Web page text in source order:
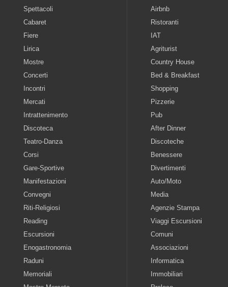
Spettacoli
Cabaret
Fiere
Lirica
Mostre
Concerti
Incontri
Mercati
Intrattenimento
Discoteca
Teatro-Danza
Corsi
Gare-Sportive
Manifestazioni
Convegni
Riti-Religiosi
Reading
Escursioni
Enogastronomia
Raduni
Memoriali
Airbnb
Ristoranti
IAT
Agriturist
Country House
Bed & Breakfast
Shopping
Pizzerie
Pub
After Dinner
Discoteche
Benessere
Divertimenti
Auto/Moto
Media
Agenzie Stampa
Viaggi Escursioni
Comuni
Associazioni
Informatica
Immobiliari